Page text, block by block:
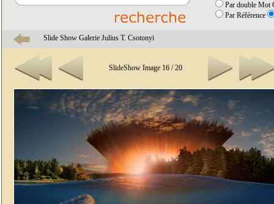
Par double Mot
Par Référence
Slide Show Galerie Julius T. Csotonyi
SlideShow Image 16 / 20